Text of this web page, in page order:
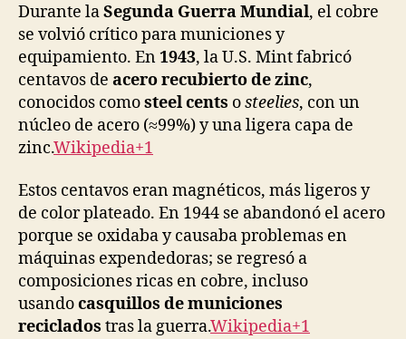
Durante laSegunda Guerra Mundial, el cobre
se volvió crítico para municiones y
equipamiento. En1943, la U.S. Mint fabricó
centavos de acero recubierto de zinc,
conocidos comosteel cents osteelies, con un
núcleo de acero (≈99%) y una ligera capa de
zinc.Wikipedia+1
Estos centavos eran magnéticos, más ligeros y
de color plateado. En 1944 se abandonó el acero
porque se oxidaba y causaba problemas en
máquinas expendedoras; se regresó a
composiciones ricas en cobre, incluso
usandocasquillos de municiones
reciclados tras la guerra.Wikipedia+1